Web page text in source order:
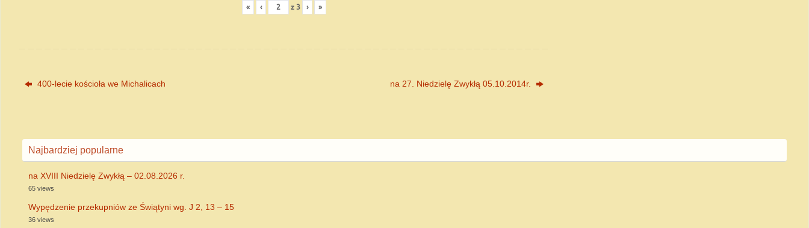
« ‹ z3 › »
400-lecie kościoła we Michalicach na 27. Niedzielę Zwykłą 05.10.2014r.
Najbardziej popularne
na XVIII Niedzielę Zwykłą – 02.08.2026 r.
65 views
Wypędzenie przekupniów ze Świątyni wg. J 2, 13 – 15
36 views